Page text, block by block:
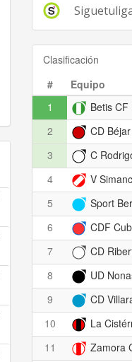
Clasificación
#
Equipo
1
Betis CF
2
CD Béjar
3
C
4
V
5
Sport
6
CDF
7
CD
8
UD
9
CD
10
La
11
Zamora